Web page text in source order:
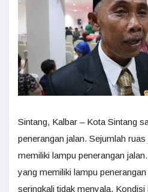
Sintang, Kalbar – Kota Sintang
penerangan jalan. Sejumlah
memiliki lampu penerangan
yang memiliki lampu
seringkali tidak menyala. Kondisi